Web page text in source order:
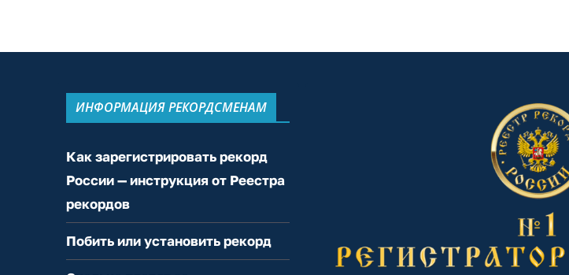
ИНФОРМАЦИЯ РЕКОРДСМЕНАМ
Как зарегистрировать рекорд
России — инструкция от Реестра
рекордов
Побить или установить рекорд